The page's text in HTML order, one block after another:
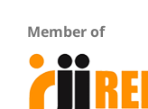
Member of